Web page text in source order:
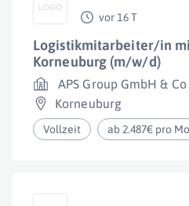
vor 16 T
Logistikmitarbeiter/in
Korneuburg (m/w/d)
APS Group GmbH & Co
Korneuburg
Vollzeit ab 2.487€ pro